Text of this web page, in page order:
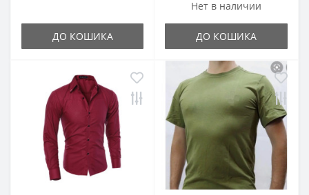
ДО КОШИКА
Нет в наличии
ДО КОШИКА